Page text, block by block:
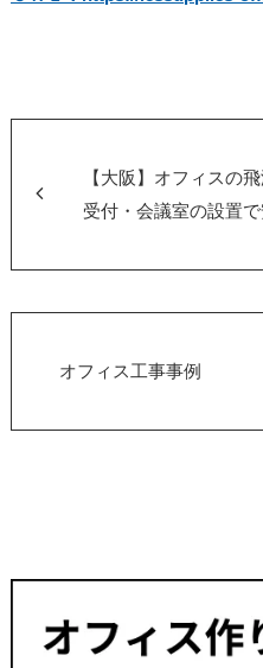
【大阪】オフィスの
受付・会議室の設置
オフィス工事事例